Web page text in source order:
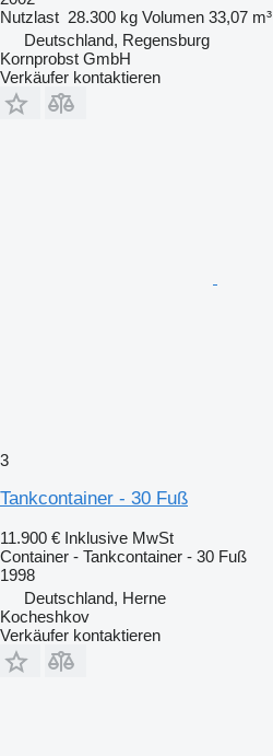
Nutzlast 28.300 kg Volumen 33,07 m³
Deutschland, Regensburg
Kornprobst GmbH
Verkäufer kontaktieren
3
Tankcontainer - 30 Fuß
11.900 € Inklusive MwSt
Container - Tankcontainer - 30 Fuß
1998
Deutschland, Herne
Kocheshkov
Verkäufer kontaktieren